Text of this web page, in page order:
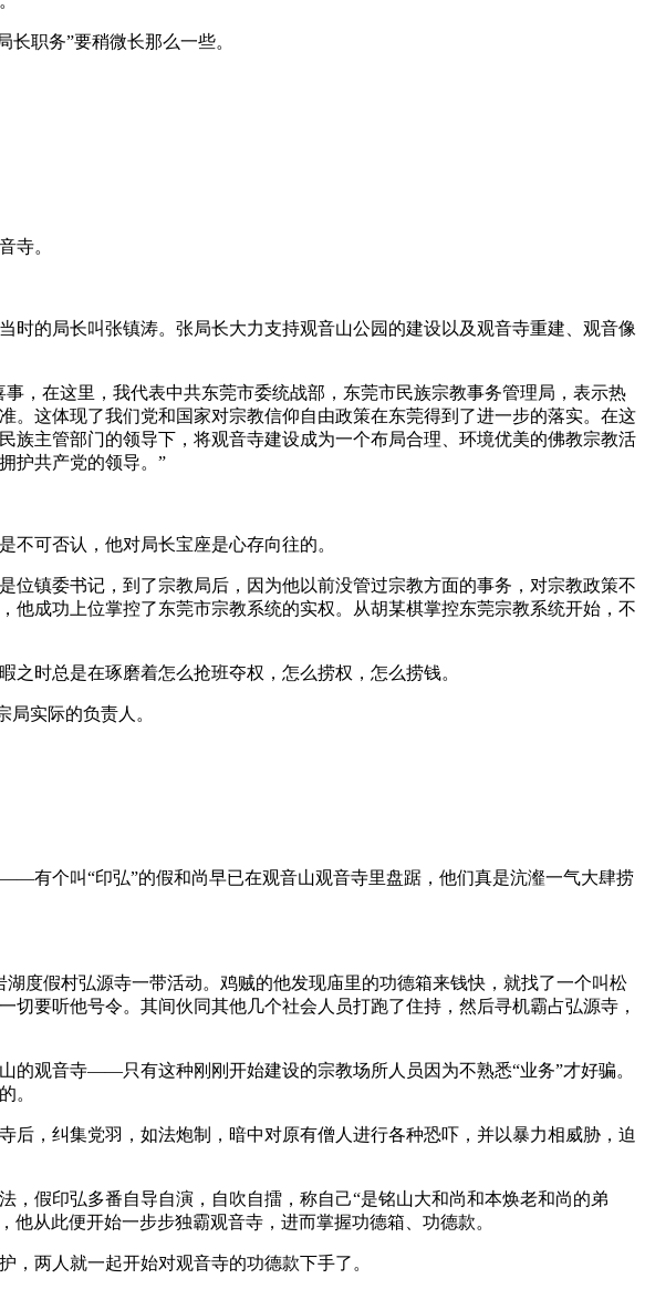
职务”要稍微长那么一些。
寺。
的局长叫张镇涛。张局长大力支持观音山公园的建设以及观音寺重建、观音像
在这里，我代表中共东莞市委统战部，东莞市民族宗教事务管理局，表示热
这体现了我们党和国家对宗教信仰自由政策在东莞得到了进一步的落实。在这
主管部门的领导下，将观音寺建设成为一个布局合理、环境优美的佛教宗教活
护共产党的领导。”
可否认，他对局长宝座是心存向往的。
镇委书记，到了宗教局后，因为他以前没管过宗教方面的事务，对宗教政策不
成功上位掌控了东莞市宗教系统的实权。从胡某棋掌控东莞宗教系统开始，不
时总是在琢磨着怎么抢班夺权，怎么捞权，怎么捞钱。
实际的负责人。
个叫“印弘”的假和尚早已在观音山观音寺里盘踞，他们真是沆瀣一气大肆捞
假村弘源寺一带活动。鸡贼的他发现庙里的功德箱来钱快，就找了一个叫松
要听他号令。其间伙同其他几个社会人员打跑了住持，然后寻机霸占弘源寺，
观音寺——只有这种刚刚开始建设的宗教场所人员因为不熟悉“业务”才好骗。
。
，纠集党羽，如法炮制，暗中对原有僧人进行各种恐吓，并以暴力相威胁，迫
假印弘多番自导自演，自吹自擂，称自己“是铭山大和尚和本焕老和尚的弟
从此便开始一步步独霸观音寺，进而掌握功德箱、功德款。
两人就一起开始对观音寺的功德款下手了。